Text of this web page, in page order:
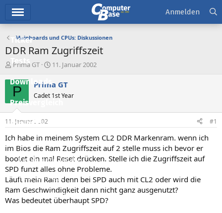
Ticker
Tests
Downloads
Preisvergleich
Forum
Aktuelles
Empfohlene Inhalte
Neue Beiträge
Neueste Aktivitäten
Anmelden
Mainboards und CPUs: Diskussionen
DDR Ram Zugriffszeit
E
s
e
e
r
Prima GT
E
s
e
t
a
11. Januar 2002
P Prima GT
Cadet 1st Year
11. Januar 2002 #1
Ich habe in meinem System CL2 DDR Markenram. wenn ich
im Bios die Ram Zugriffszeit auf 2 stelle muss ich bevor er
bootet ein mal Reset drücken. Stelle ich die Zugriffszeit auf
SPD funzt alles ohne Probleme.
Läuft mein Ram denn bei SPD auch mit CL2 oder wird die
Ram Geschwindigkeit dann nicht ganz ausgenutzt?
Was bedeutet überhaupt SPD?